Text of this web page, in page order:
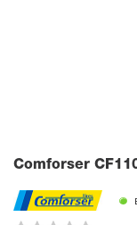
Comforser